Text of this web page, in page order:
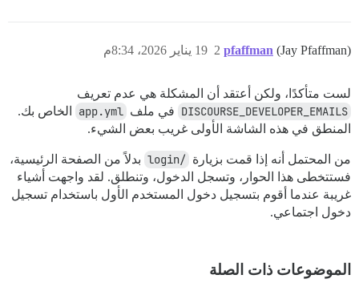
pfaffman (Jay Pfaffman) 19 يناير 2026، 8:34م 2
لست متأكدًا، ولكن أعتقد أن المشكلة هي عدم تعريف
DISCOURSE_DEVELOPER_EMAILS في ملف app.yml
الخاص بك.
المنطق في هذه الشاشة الأولى غريب بعض الشيء.
من المحتمل أنه إذا قمت بزيارة /login
بدلاً من الصفحة الرئيسية،
فستتخطى هذا الحوار، وتسجل الدخول، وتنطلق. لقد واجهت أشياء
غريبة عندما أقوم بتسجيل دخول المستخدم الأول باستخدام تسجيل
دخول اجتماعي.
الموضوعات ذات الصلة